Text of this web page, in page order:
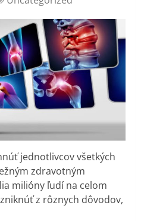
jednotlivcov všetkých
zdravotným
milióny ľudí na celom
z rôznych dôvodov,